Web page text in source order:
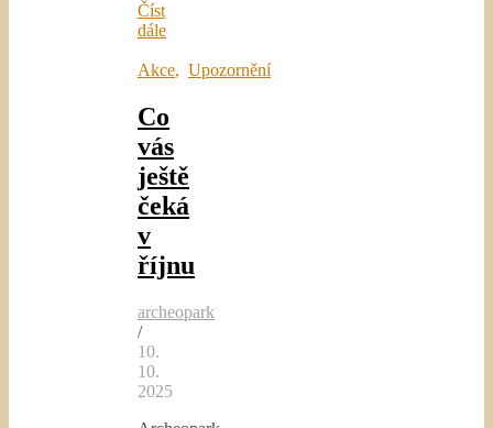
Číst
dále
Akce, Upozornění
Co
vás
ještě
čeká
v
říjnu
archeopark
/
10.
10.
2025